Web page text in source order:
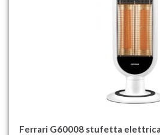
Ferrari G60008 stufetta